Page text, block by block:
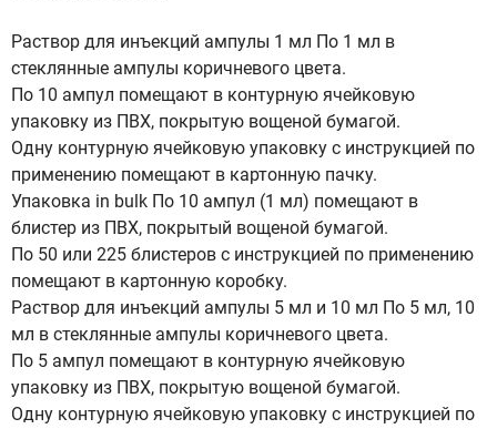
Раствор для инъекций ампулы 1 мл По 1 мл в
стеклянные ампулы коричневого цвета.
По 10 ампул помещают в контурную ячейковую
упаковку из ПВХ, покрытую вощеной бумагой.
Одну контурную ячейковую упаковку с инструкцией по
применению помещают в картонную пачку.
Упаковка in bulk По 10 ампул (1 мл) помещают в
блистер из ПВХ, покрытый вощеной бумагой.
По 50 или 225 блистеров с инструкцией по применению
помещают в картонную коробку.
Раствор для инъекций ампулы 5 мл и 10 мл По 5 мл, 10
мл в стеклянные ампулы коричневого цвета.
По 5 ампул помещают в контурную ячейковую
упаковку из ПВХ, покрытую вощеной бумагой.
Одну контурную ячейковую упаковку с инструкцией по